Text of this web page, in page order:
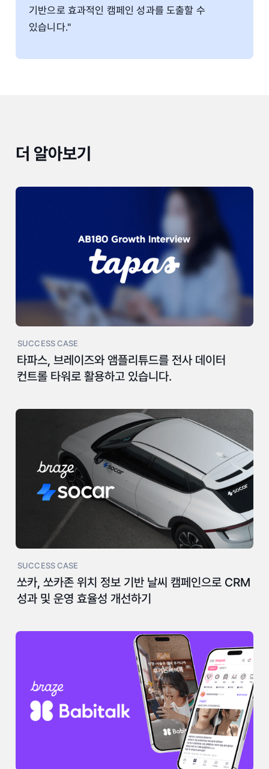
기반으로 효과적인 캠페인 성과를 도출할 수
있습니다."
더 알아보기
SUCCESS CASE
타파스, 브레이즈와 앰플리튜드를 전사 데이터
컨트롤 타워로 활용하고 있습니다.
SUCCESS CASE
쏘카, 쏘카존 위치 정보 기반 날씨 캠페인으로 CRM
성과 및 운영 효율성 개선하기